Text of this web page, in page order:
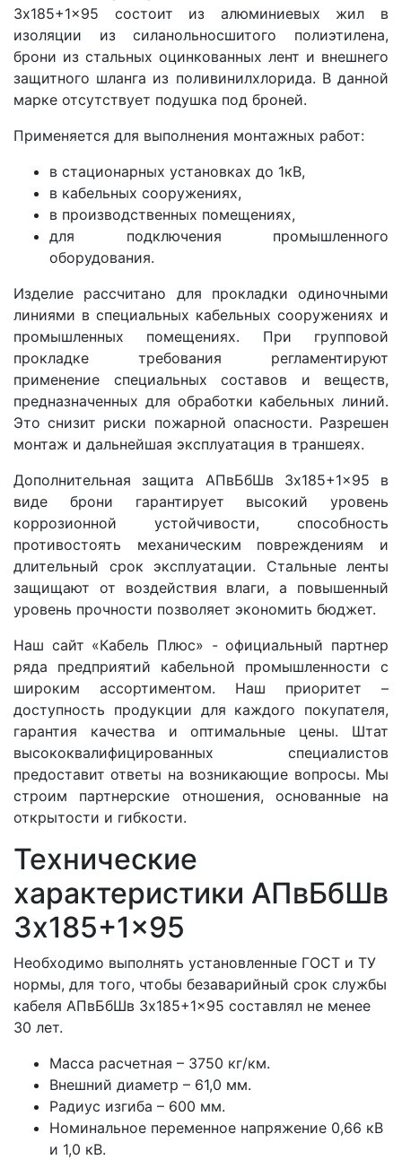
3x185+1x95 состоит из алюминиевых жил в
изоляции из силанольносшитого полиэтилена,
брони из стальных оцинкованных лент и внешнего
защитного шланга из поливинилхлорида. В данной
марке отсутствует подушка под броней.
Применяется для выполнения монтажных работ:
в стационарных установках до 1кВ,
в кабельных сооружениях,
в производственных помещениях,
для подключения промышленного
оборудования.
Изделие рассчитано для прокладки одиночными
линиями в специальных кабельных сооружениях и
промышленных помещениях. При групповой
прокладке требования регламентируют
применение специальных составов и веществ,
предназначенных для обработки кабельных линий.
Это снизит риски пожарной опасности. Разрешен
монтаж и дальнейшая эксплуатация в траншеях.
Дополнительная защита АПвБбШв 3x185+1x95 в
виде брони гарантирует высокий уровень
коррозионной устойчивости, способность
противостоять механическим повреждениям и
длительный срок эксплуатации. Стальные ленты
защищают от воздействия влаги, а повышенный
уровень прочности позволяет экономить бюджет.
Наш сайт «Кабель Плюс» - официальный партнер
ряда предприятий кабельной промышленности с
широким ассортиментом. Наш приоритет –
доступность продукции для каждого покупателя,
гарантия качества и оптимальные цены. Штат
высококвалифицированных специалистов
предоставит ответы на возникающие вопросы. Мы
строим партнерские отношения, основанные на
открытости и гибкости.
Технические
характеристики АПвБбШв
3x185+1x95
Необходимо выполнять установленные ГОСТ и ТУ
нормы, для того, чтобы безаварийный срок службы
кабеля АПвБбШв 3x185+1x95 составлял не менее
30 лет.
Масса расчетная – 3750 кг/км.
Внешний диаметр – 61,0 мм.
Радиус изгиба – 600 мм.
Номинальное переменное напряжение 0,66 кВ
и 1,0 кВ.